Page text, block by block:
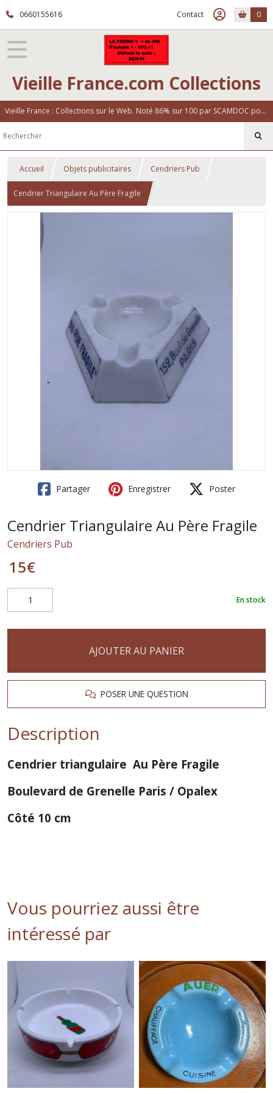
0660155616 Contact 0
Vieille France.com Collections
Vieille France : Collections sur le Web. Noté 86% sur 100 par SCAMDOC pour notre fiabilité
Accueil Objets publicitaires Cendriers Pub
Cendrier Triangulaire Au Père Fragile
Partager Enregistrer Poster
Cendrier Triangulaire Au Père Fragile
Cendriers Pub
15€
En stock
AJOUTER AU PANIER
POSER UNE QUESTION
Description
Cendrier triangulaire Au Père Fragile
Boulevard de Grenelle Paris / Opalex
Côté 10 cm
Vous pourriez aussi être
intéressé par